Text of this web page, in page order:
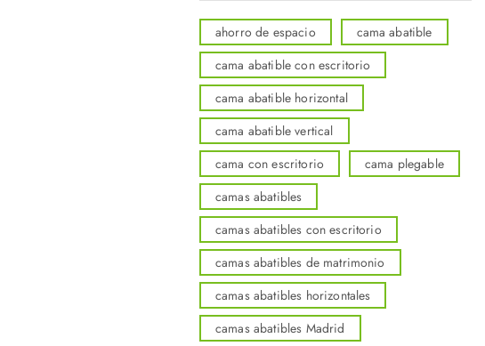
ahorro de espacio
cama abatible
cama abatible con escritorio
cama abatible horizontal
cama abatible vertical
cama con escritorio
cama plegable
camas abatibles
camas abatibles con escritorio
camas abatibles de matrimonio
camas abatibles horizontales
camas abatibles Madrid